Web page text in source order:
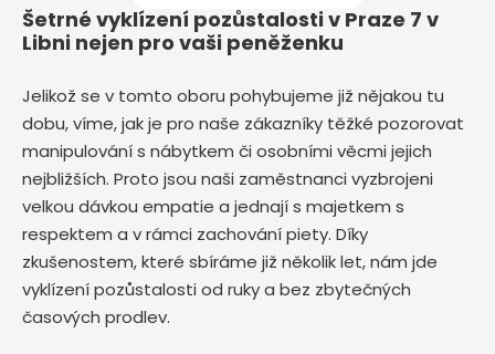
Šetrné vyklízení pozůstalosti v Praze 7 v
Libni nejen pro vaši peněženku
Jelikož se v tomto oboru pohybujeme již nějakou tu
dobu, víme, jak je pro naše zákazníky těžké pozorovat
manipulování s nábytkem či osobními věcmi jejich
nejbližších. Proto jsou naši zaměstnanci vyzbrojeni
velkou dávkou empatie a jednají s majetkem s
respektem a v rámci zachování piety. Díky
zkušenostem, které sbíráme již několik let, nám jde
vyklízení pozůstalosti od ruky a bez zbytečných
časových prodlev.